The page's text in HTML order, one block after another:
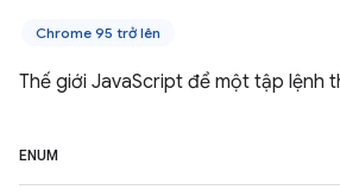
Chrome 95 trở lên
Thế giới JavaScript để một tập lệnh
ENUM